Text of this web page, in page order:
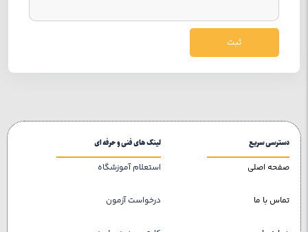
دسترسی سریع
صفحه اصلی
تماس با ما
لینک های فنی و حرفه ای
استعلام آموزشگاه
درخواست آزمون